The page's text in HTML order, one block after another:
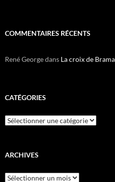
COMMENTAIRES RÉCENTS
René Georgedans La croix de
CATÉGORIES
Catégories
ARCHIVES
Archives